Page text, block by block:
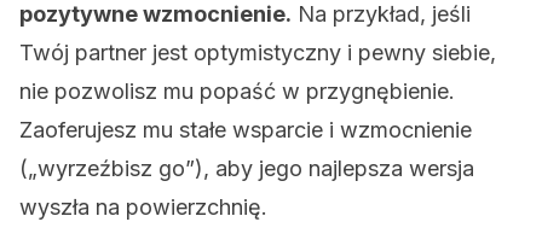
pozytywne wzmocnienie. Na przykład, jeśli
Twój partner jest optymistyczny i pewny siebie,
nie pozwolisz mu popaść w przygnębienie.
Zaoferujesz mu stałe wsparcie i wzmocnienie
(„wyrzeźbisz go”), aby jego najlepsza wersja
wyszła na powierzchnię.